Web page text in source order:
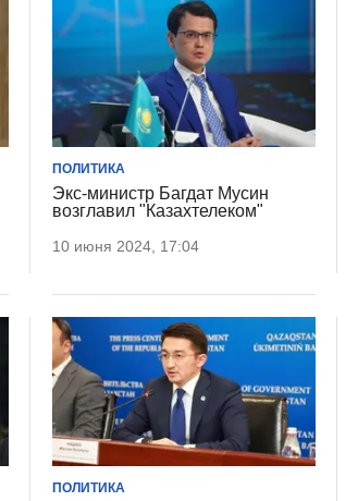
ПОЛИТИКА
Экс-министр Багдат Мусин
возглавил "Казахтелеком"
10 июня 2024, 17:04
ПОЛИТИКА